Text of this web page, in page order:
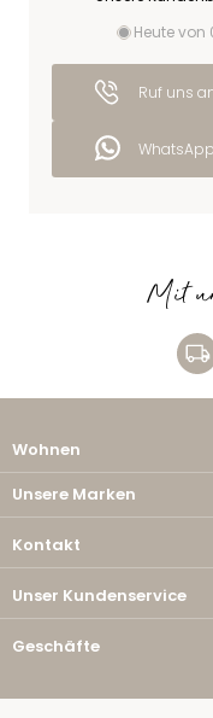
Heute von
Ruf uns
WhatsApp
Mit
Wohnen
Unsere Marken
Kontakt
Unser Kundenservice
Geschäfte